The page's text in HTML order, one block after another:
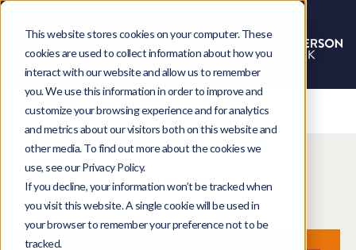
This website stores cookies on your computer. These
cookies are used to collect information about how you
interact with our website and allow us to remember
you. We use this information in order to improve and
customize your browsing experience and for analytics
and metrics about our visitors both on this website and
other media. To find out more about the cookies we
use, see our Privacy Policy.
If you decline, your information won’t be tracked when
you visit this website. A single cookie will be used in
your browser to remember your preference not to be
tracked.
Blog